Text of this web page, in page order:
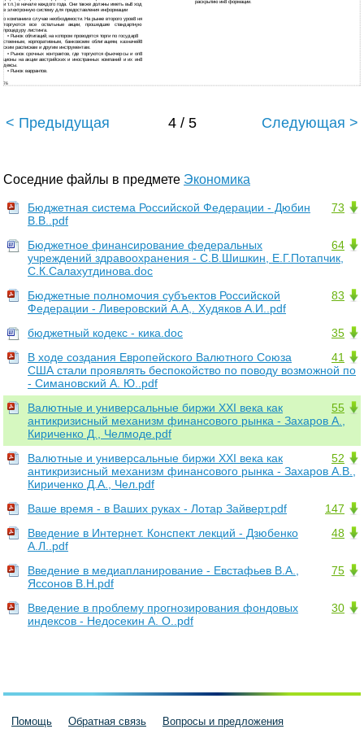
и т.п.) в начале каждого года. Они также должны иметь вы8 ход
в электронную систему для предоставления информации
о компании в случае необходимости. На рынке второго уров8 ня
торгуются все остальные акции, прошедшие стандартную
процедуру листинга.
• Рынок облигаций, на котором проводятся торги по государ8
ственным, корпоративным, банковским облигациям, казначей8
ским распискам и другим инструментам.
• Рынок срочных контрактов, где торгуются фьючерсы и оп8
ционы на акции австрийских и иностранных компаний и их ин8
дексы.
• Рынок варрантов.
раскрытию ин8 формации.
76
< Предыдущая 4 / 5 Следующая >
Соседние файлы в предмете Экономика
73
Бюджетная система Российской Федерации - Дюбин
В.В..pdf
64
Бюджетное финансирование федеральных
учреждений здравоохранения - С.В.Шишкин, Е.Г.Потапчик,
С.К.Салахутдинова.doc
83
Бюджетные полномочия субъектов Российской
Федерации - Ливеровский А.А,. Худяков А.И..pdf
35
бюджетный кодекс - кика.doc
41
В ходе создания Европейского Валютного Союза
США стали проявлять беспокойство по поводу возможной по
- Симановский А. Ю..pdf
55
Валютные и универсальные биржи XXI века как
антикризисный механизм финансового рынка - Захаров А.,
Кириченко Д., Челмоде.pdf
52
Валютные и универсальные биржи XXI века как
антикризисный механизм финансового рынка - Захаров А.В.,
Кириченко Д.А., Чел.pdf
147
Ваше время - в Ваших руках - Лотар Зайверт.pdf
48
Введение в Интернет. Конспект лекций - Дзюбенко
А.Л..pdf
75
Введение в медиапланирование - Евстафьев В.А.,
Яссонов В.Н.pdf
30
Введение в проблему прогнозирования фондовых
индексов - Недосекин А. О..pdf
Помощь Обратная связь Вопросы и предложения